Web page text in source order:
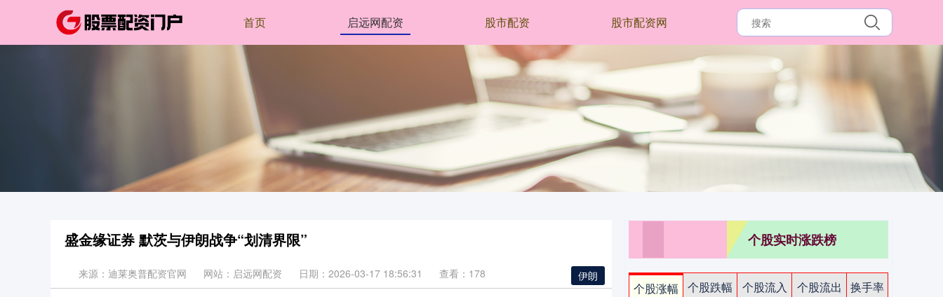
首页 启远网配资 股市配资 股市配资网
盛金缘证券 默茨与伊朗战争“划清界限”
伊朗
来源：迪莱奥普配资官网 网站：启远网配资 日期：2026-03-17 18:56:31 查看：178
个股实时涨跌榜
个股涨幅 个股跌幅 个股流入 个股流出
换手率